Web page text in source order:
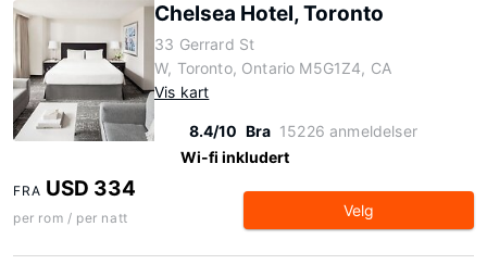
Chelsea Hotel, Toronto
33 Gerrard St
W, Toronto, Ontario M5G1Z4, CA
Vis kart
8.4/10 Bra 15226 anmeldelser
Wi-fi inkludert
FRA USD 334
per rom / per natt Velg